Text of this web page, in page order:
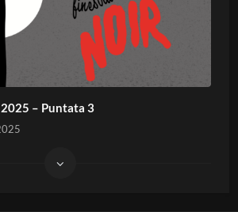
– Puntata 3